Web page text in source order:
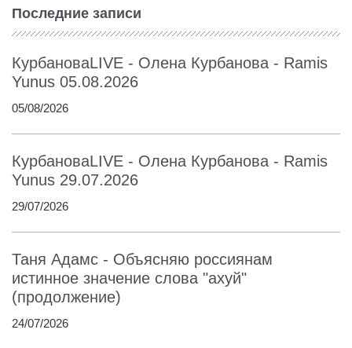
Последние записи
КурбановаLIVE - Олена Курбанова - Ramis
Yunus 05.08.2026
05/08/2026
КурбановаLIVE - Олена Курбанова - Ramis
Yunus 29.07.2026
29/07/2026
Таня Адамс - Объясняю россиянам
истинное значение слова "ахуй"
(продолжение)
24/07/2026